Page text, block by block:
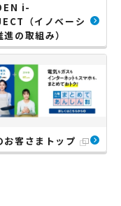
i-
（イノベーシ
進の取組み）
お客さまトップ